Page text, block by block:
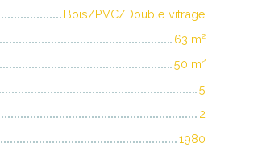
Bois/PVC/Double vitrage
63 m²
50 m²
5
2
1980